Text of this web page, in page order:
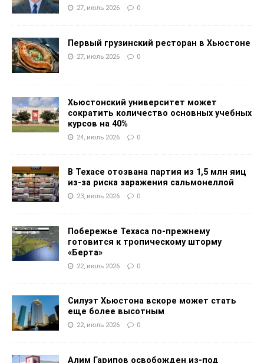
27, июль 2026 0
Первый грузинский ресторан в Хьюстоне
27, июль 2026 0
Хьюстонский университет может
сократить количество основных учебных
курсов на 40%
24, июль 2026 0
В Техасе отозвана партия из 1,5 млн яиц
из-за риска заражения сальмонеллой
23, июль 2026 0
Побережье Техаса по-прежнему
готовится к тропическому шторму
«Берта»
22, июль 2026 0
Силуэт Хьюстона вскоре может стать
еще более высотным
22, июль 2026 0
Алим Гарипов освобожден из-под